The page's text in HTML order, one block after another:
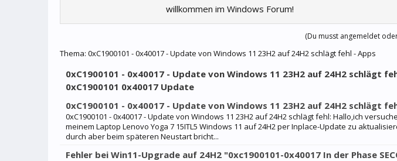
willkommen im Windows Forum!
(Du musst angemeldet
Thema: 0xC1900101 - 0x40017 - Update von Windows 11 23H2 auf 24H2 schlägt fehl - Apps
0xC1900101 - 0x40017 - Update von Windows 11 23H2 auf 24H2 schlägt
0xC1900101 0x40017 Update
0xC1900101 - 0x40017 - Update von Windows 11 23H2 auf 24H2 schlägt
0xC1900101 - 0x40017 - Update von Windows 11 23H2 auf 24H2 schlägt fehl: Hallo,ich
meinem Laptop Lenovo Yoga 7 15ITL5 Windows 11 auf 24H2 per Inplace-Update zu
durch aber beim späteren Neustart bricht...
Fehler bei Win11-Upgrade auf 24H2 "0xc1900101-0x40017 In der Phase